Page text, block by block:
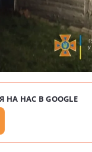
НАС В GOOGLE